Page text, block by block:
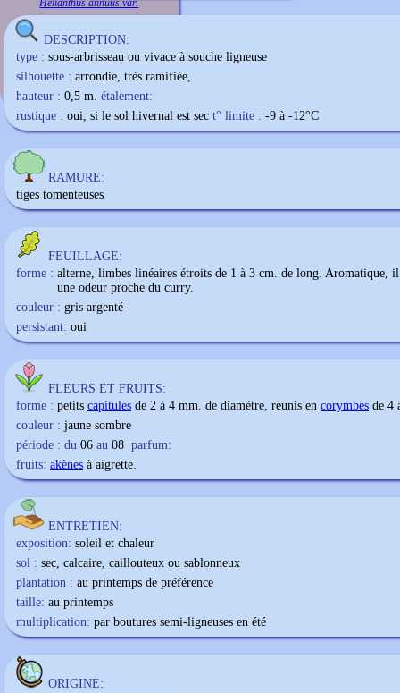
Helianthus annuus var.
DESCRIPTION:
type : sous-arbrisseau ou vivace à souche ligneuse
silhouette : arrondie, très ramifiée,
hauteur : 0,5 m. étalement:
rustique : oui, si le sol hivernal est sec t° limite : -9 à -12°C
RAMURE:
tiges tomenteuses
FEUILLAGE:
forme : alterne, limbes linéaires étroits de 1 à 3 cm. de long. Aromatique, il
une odeur proche du curry.
couleur : gris argenté
persistant: oui
FLEURS ET FRUITS:
forme : petits capitules de 2 à 4 mm. de diamètre, réunis en corymbes de 4
couleur : jaune sombre
période : du 06 au 08 parfum:
fruits: akènes à aigrette.
ENTRETIEN:
exposition: soleil et chaleur
sol : sec, calcaire, caillouteux ou sablonneux
plantation : au printemps de préférence
taille: au printemps
multiplication: par boutures semi-ligneuses en été
ORIGINE: